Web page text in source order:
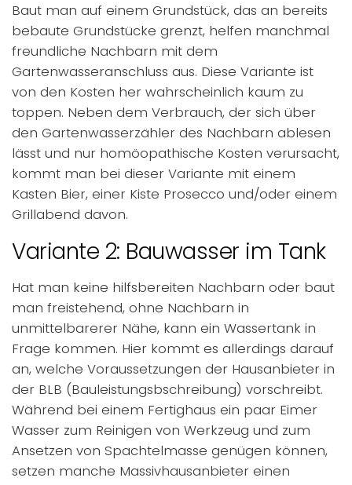
Baut man auf einem Grundstück, das an bereits
bebaute Grundstücke grenzt, helfen manchmal
freundliche Nachbarn mit dem
Gartenwasseranschluss aus. Diese Variante ist
von den Kosten her wahrscheinlich kaum zu
toppen. Neben dem Verbrauch, der sich über
den Gartenwasserzähler des Nachbarn ablesen
lässt und nur homöopathische Kosten verursacht,
kommt man bei dieser Variante mit einem
Kasten Bier, einer Kiste Prosecco und/oder einem
Grillabend davon.
Variante 2: Bauwasser im Tank
Hat man keine hilfsbereiten Nachbarn oder baut
man freistehend, ohne Nachbarn in
unmittelbarerer Nähe, kann ein Wassertank in
Frage kommen. Hier kommt es allerdings darauf
an, welche Voraussetzungen der Hausanbieter in
der BLB (Bauleistungsbschreibung) vorschreibt.
Während bei einem Fertighaus ein paar Eimer
Wasser zum Reinigen von Werkzeug und zum
Ansetzen von Spachtelmasse genügen können,
setzen manche Massivhausanbieter einen